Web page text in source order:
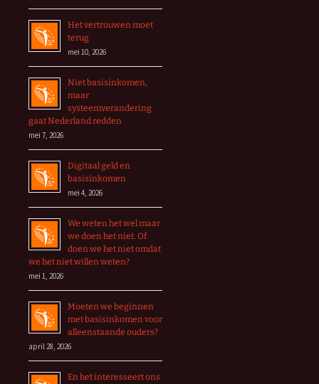
Het vertrouwen moet
terug
mei 10, 2026
Niet basisinkomen,
maar
systeemverandering
gaat Nederland redden
mei 7, 2026
Digitaal geld en
basisinkomen
mei 4, 2026
We weten het wel maar
we doen het niet. Of
doen we het niet omdat
we het niet willen weten?
mei 1, 2026
Moeten we beginnen
met basisinkomen voor
alleenstaande ouders?
april 28, 2026
En het interesseert ons